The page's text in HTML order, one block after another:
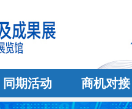
同期活动 商机对接